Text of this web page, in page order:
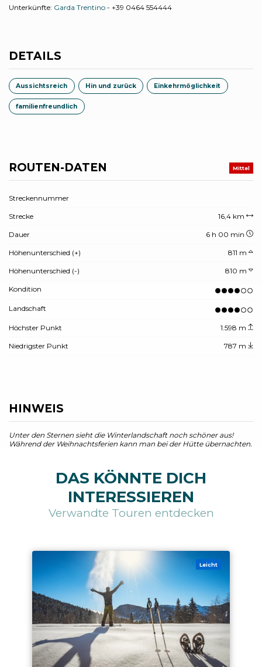
Unterkünfte: Garda Trentino - +39 0464 554444
DETAILS
Aussichtsreich Hin und zurück Einkehrmöglichkeit
familienfreundlich
ROUTEN-DATEN Mittel
Streckennummer
Strecke 16,4 km
Dauer 6 h 00 min
Höhenunterschied (+) 811 m
Höhenunterschied (-) 810 m
Kondition
Landschaft
Höchster Punkt 1.598 m
Niedrigster Punkt 787 m
HINWEIS
Unter den Sternen sieht die Winterlandschaft noch schöner aus!
Während der Weihnachtsferien kann man bei der Hütte übernachten.
DAS KÖNNTE DICH
INTERESSIEREN
Verwandte Touren entdecken
Leicht